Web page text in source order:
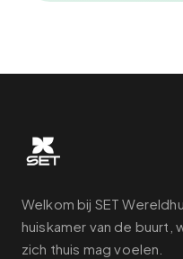
Welkom bij SET
huiskamer van de buurt,
zich thuis mag voelen.